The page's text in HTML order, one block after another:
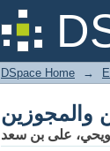
DSpace Home →
على بن سعد